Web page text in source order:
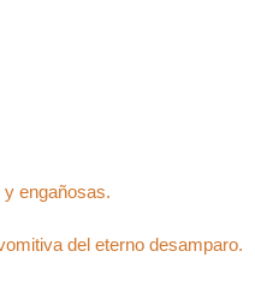
engañosas.
del eterno desamparo.